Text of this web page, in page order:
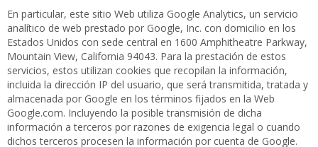
En particular, este sitio Web utiliza Google Analytics, un servicio
analítico de web prestado por Google, Inc. con domicilio en los
Estados Unidos con sede central en 1600 Amphitheatre Parkway,
Mountain View, California 94043. Para la prestación de estos
servicios, estos utilizan cookies que recopilan la información,
incluida la dirección IP del usuario, que será transmitida, tratada y
almacenada por Google en los términos fijados en la Web
Google.com. Incluyendo la posible transmisión de dicha
información a terceros por razones de exigencia legal o cuando
dichos terceros procesen la información por cuenta de Google.